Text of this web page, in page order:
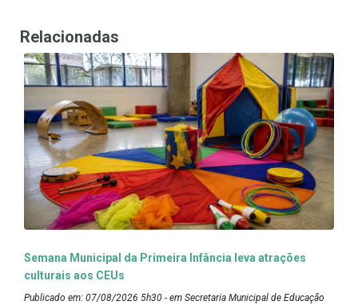
Relacionadas
Semana Municipal da Primeira Infância leva atrações
culturais aos CEUs
Publicado em: 07/08/2026 5h30 - em Secretaria Municipal de Educação